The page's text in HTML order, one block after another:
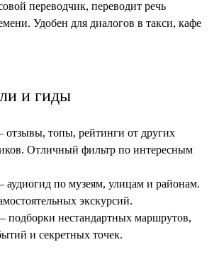
переводчик, переводит речь
Удобен для диалогов в такси, кафе
и гиды
топы, рейтинги от других
Отличный фильтр по интересным
по музеям, улицам и районам.
экскурсий.
подборки нестандартных маршрутов,
и секретных точек.